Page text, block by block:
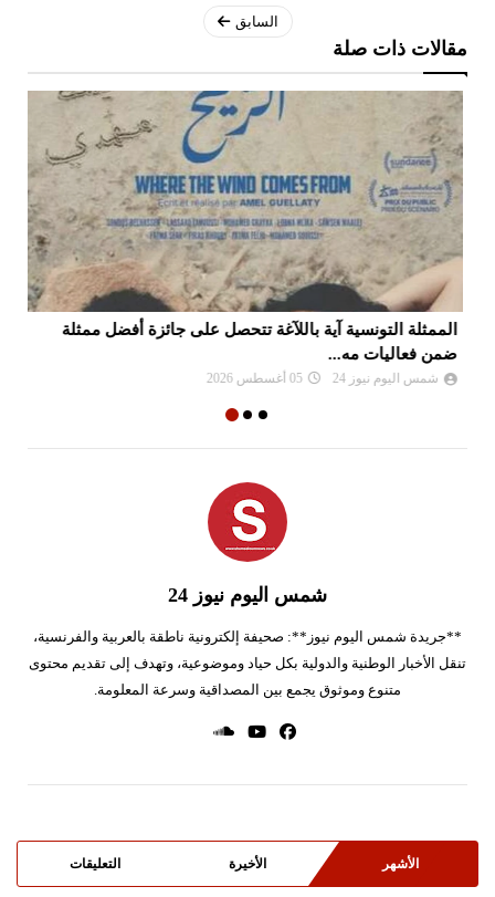
السابق
مقالات ذات صلة
الممثلة التونسية آية باللآغة تتحصل على جائزة أفضل ممثلة
ضمن فعاليات مه...
شمس اليوم نيوز 24 05 أغسطس 2026
شمس اليوم نيوز 24
**جريدة شمس اليوم نيوز**: صحيفة إلكترونية ناطقة بالعربية والفرنسية،
تنقل الأخبار الوطنية والدولية بكل حياد وموضوعية، وتهدف إلى تقديم محتوى
متنوع وموثوق يجمع بين المصداقية وسرعة المعلومة.
الأشهر الأخيرة التعليقات